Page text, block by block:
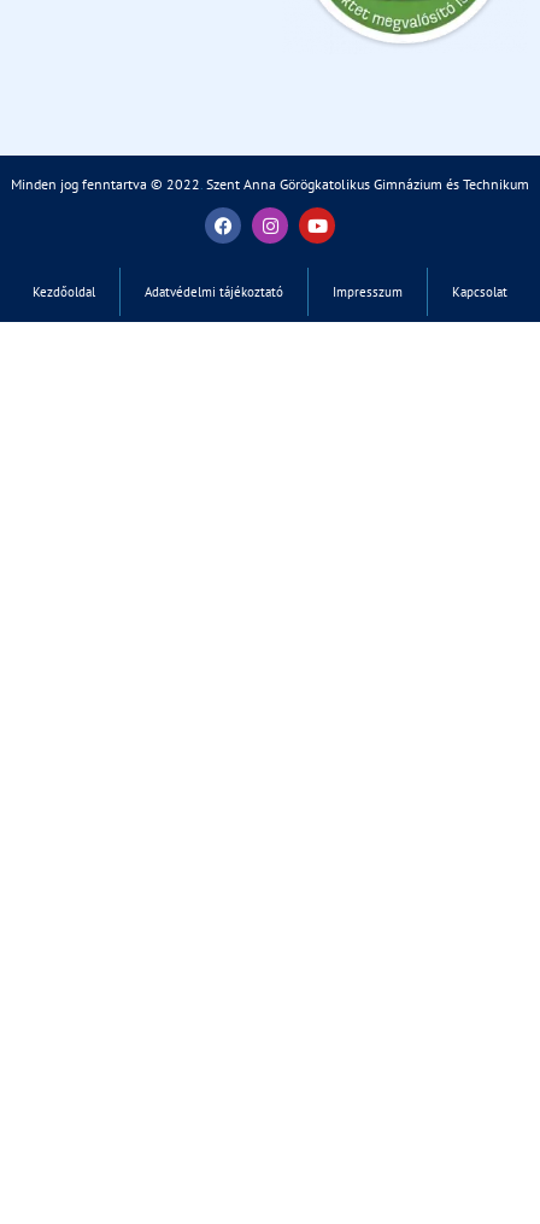
Minden jog fenntartva © 2022. Szent Anna Görögkatolikus Gimnázium és Technikum
Kezdőoldal Adatvédelmi tájékoztató Impresszum Kapcsolat